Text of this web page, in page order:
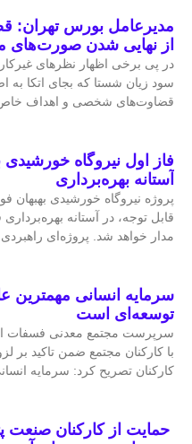
مدیرعامل بورس تهران:
از نهایی شدن صورت‌های
در پی برخی اظهار نظرهای
سود زیان شستا که بجای اتکا به
قضاوت‌‌های شخصی و اهداف
فاز اول نیروگاه خورشیدی
آستانه بهره‌برداری
پروژه نیروگاه خورشیدی بهبهان
قابل‌ توجه، در آستانه
مدار خواهد شد. پروژه‌ای راهبردی
سرمایه انسانی مهمترین
توسعه‌ای است
سرپرست مجتمع معدنی فسفات
با کارکنان مجتمع ضمن تاکید بر
کارکنان تصریح کرد: سرمایه
حمایت از کارکنان صنعت